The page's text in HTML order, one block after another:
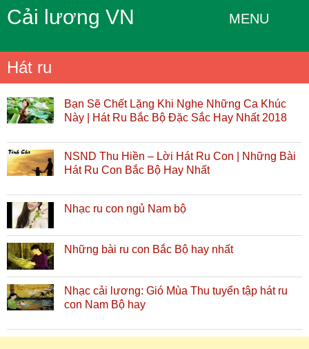
Cải lương VN MENU
Hát ru
Bạn Sẽ Chết Lặng Khi Nghe Những Ca Khúc
Này | Hát Ru Bắc Bộ Đặc Sắc Hay Nhất 2018
NSND Thu Hiền – Lời Hát Ru Con | Những Bài
Hát Ru Con Bắc Bộ Hay Nhất
Nhạc ru con ngủ Nam bộ
Những bài ru con Bắc Bộ hay nhất
Nhạc cải lương: Gió Mùa Thu tuyển tập hát ru
con Nam Bộ hay